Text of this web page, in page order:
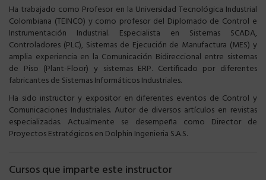
Ha trabajado como Profesor en la Universidad Tecnológica Industrial
Colombiana (TEINCO) y como profesor del Diplomado de Control e
Instrumentación Industrial. Especialista en Sistemas SCADA,
Controladores (PLC), Sistemas de Ejecución de Manufactura (MES) y
amplia experiencia en la Comunicación Bidireccional entre sistemas
de Piso (Plant-Floor) y sistemas ERP. Certificado por diferentes
fabricantes de Sistemas Informáticos Industriales.
Ha sido instructor y expositor en diferentes eventos de Control y
Comunicaciones Industriales. Autor de diversos artículos en revistas
especializadas. Actualmente se desempeña como Director de
Proyectos Estratégicos en Dolphin Ingenieria S.A.S.
Cursos que imparte este instructor